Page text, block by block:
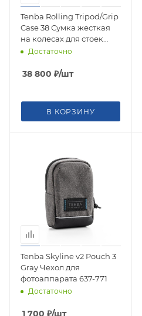
Tenba Rolling Tripod/Grip
Case 38 Сумка жесткая
на колесах для стоек
634-518
Достаточно
38 800 ₽/шт
В КОРЗИНУ
Tenba Skyline v2 Pouch 3
Gray Чехол для
фотоаппарата 637-771
Достаточно
1 700 ₽/шт